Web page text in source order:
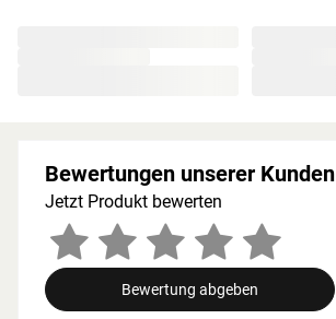
Bewertungen unserer Kunden
Jetzt Produkt bewerten
Bewertung abgeben